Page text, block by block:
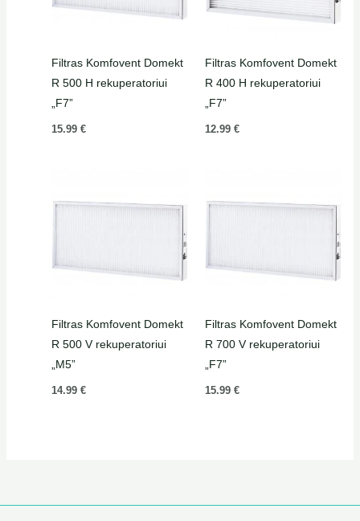
Filtras Komfovent Domekt
R 500 H rekuperatoriui
„F7”
15.99 €
Filtras Komfovent Domekt
R 400 H rekuperatoriui
„F7”
12.99 €
Filtras Komfovent Domekt
R 500 V rekuperatoriui
„M5”
14.99 €
Filtras Komfovent Domekt
R 700 V rekuperatoriui
„F7”
15.99 €